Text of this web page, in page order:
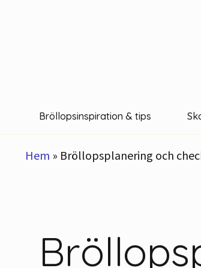
Bröllopsinspiration & tips
Hem » Bröllopsplanering och